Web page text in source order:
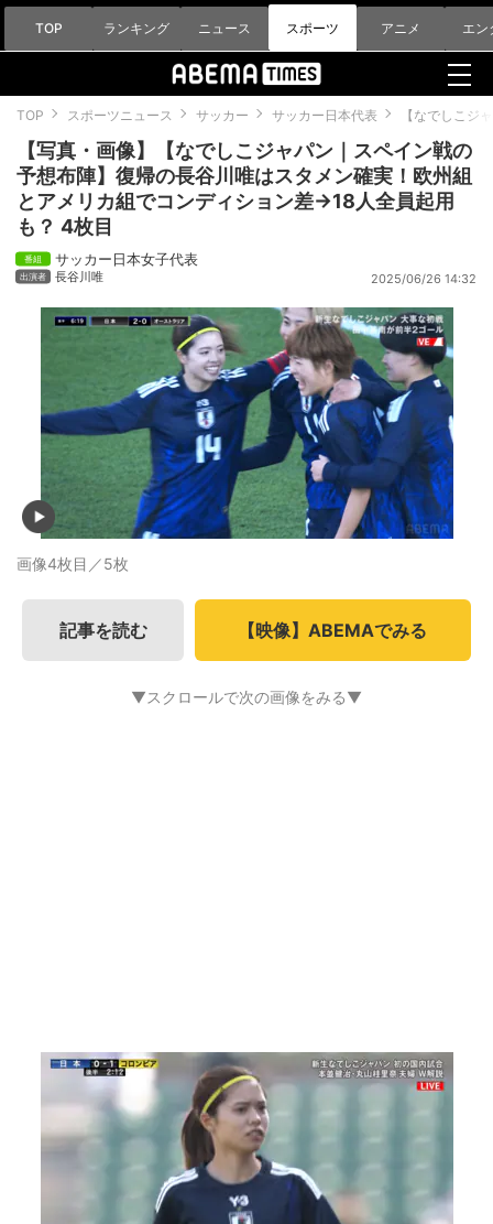
TOP ランキング ニュース スポーツ アニメ エン
TOP スポーツニュース サッカー サッカー日本代表 【なでしこジ
【写真・画像】【なでしこジャパン｜スペイン戦の
予想布陣】復帰の長谷川唯はスタメン確実！欧州組
とアメリカ組でコンディション差→18人全員起用
も？ 4枚目
サッカー日本女子代表
長谷川唯 2025/06/26 14:32
画像4枚目／5枚
記事を読む 【映像】ABEMAでみる
▼スクロールで次の画像をみる▼